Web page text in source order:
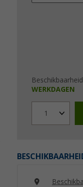
WERKDAGEN
1